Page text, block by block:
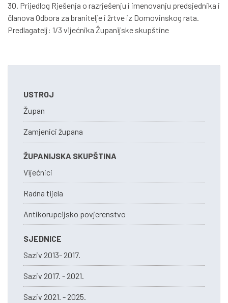
30. Prijedlog Rješenja o razrješenju i imenovanju predsjednika i
članova Odbora za branitelje i žrtve iz Domovinskog rata.
Predlagatelj: 1/3 vijećnika Županijske skupštine
USTROJ
Župan
Zamjenici župana
ŽUPANIJSKA SKUPŠTINA
Vijećnici
Radna tijela
Antikorupcijsko povjerenstvo
SJEDNICE
Saziv 2013- 2017.
Saziv 2017. - 2021.
Saziv 2021. - 2025.